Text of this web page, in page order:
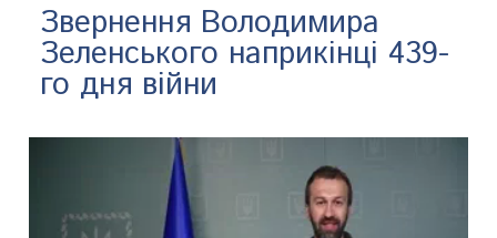
Звернення Володимира
Зеленського наприкінці 439-
го дня війни